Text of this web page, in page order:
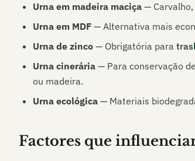
Urna em madeira maciça —
Urna em MDF — Alternativa mais
Urna de zinco — Obrigatória para
Urna cinerária — Para conservação
ou madeira.
Urna ecológica — Materiais
Factores que